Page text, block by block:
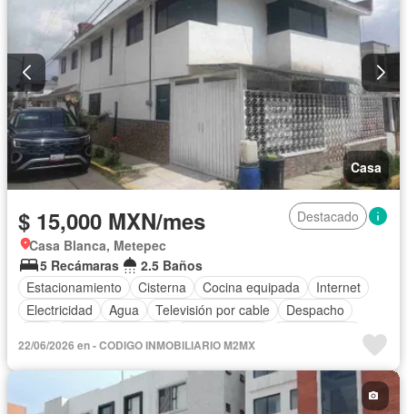
Casa
$ 15,000 MXN/mes
Destacado
Casa Blanca, Metepec
5 Recámaras
2.5 Baños
Estacionamiento
Cisterna Cocina equipada
Internet
Electricidad
Agua Televisión por cable
Despacho
22/06/2026 en - CODIGO INMOBILIARIO M2MX